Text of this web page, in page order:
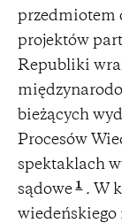
przedmiotem
projektów
Republiki
bieżących
Procesów
spektaklach
sądowe 1 . W
wiedeńskiego